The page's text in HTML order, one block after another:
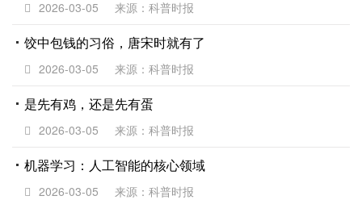
2026-03-05 来源：科普时报
饺中包钱的习俗，唐宋时就有了
2026-03-05 来源：科普时报
是先有鸡，还是先有蛋
2026-03-05 来源：科普时报
机器学习：人工智能的核心领域
2026-03-05 来源：科普时报